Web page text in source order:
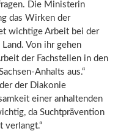
Die Ministerin
das Wirken der
wichtige Arbeit bei der
Von ihr gehen
der Fachstellen in den
Anhalts aus.“
der Diakonie
einer anhaltenden
da Suchtprävention
verlangt.“